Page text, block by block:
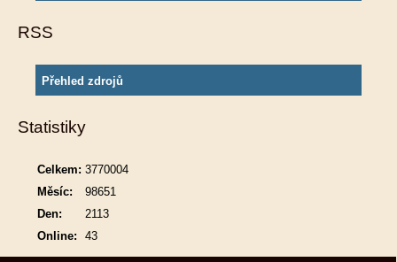
RSS
Přehled zdrojů
Statistiky
Online: 43
Celkem: 3770004
Měsíc:
98651
Den:
2113